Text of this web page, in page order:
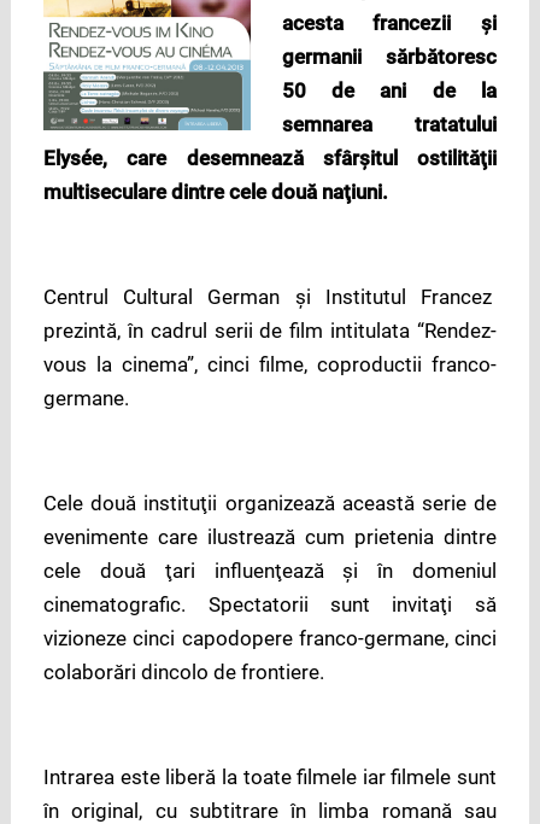
acesta francezii şi
germanii sărbătoresc
50 de ani de la
semnarea tratatului
Elysée, care desemnează sfârşitul ostilităţii
multiseculare dintre cele două naţiuni.
Centrul Cultural German şi Institutul Francez
prezintă, în cadrul serii de film intitulata “Rendez-
vous la cinema”, cinci filme, coproductii franco-
germane.
Cele două instituţii organizează această serie de
evenimente care ilustrează cum prietenia dintre
cele două ţari influenţează şi în domeniul
cinematografic. Spectatorii sunt invitaţi să
vizioneze cinci capodopere franco-germane, cinci
colaborări dincolo de frontiere.
Intrarea este liberă la toate filmele iar filmele sunt
în original, cu subtitrare în limba romană sau